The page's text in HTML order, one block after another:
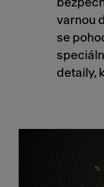
varnou
se
detaily,